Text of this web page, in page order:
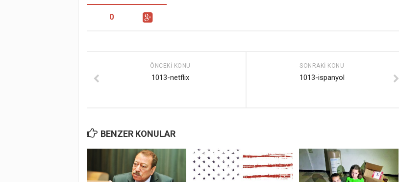
0
SONRAKI KONU
1013-ispanyol
ÖNCEKI KONU
1013-netflix
BENZER KONULAR